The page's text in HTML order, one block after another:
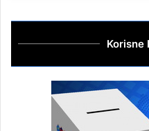
Korisne